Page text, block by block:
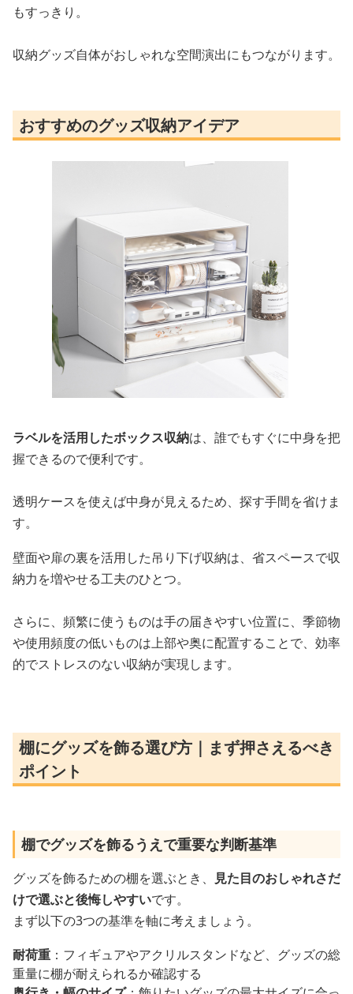
もすっきり。
収納グッズ自体がおしゃれな空間演出にもつながります。
おすすめのグッズ収納アイデア
ラベルを活用したボックス収納は、誰でもすぐに中身を把
握できるので便利です。
透明ケースを使えば中身が見えるため、探す手間を省けま
す。
壁面や扉の裏を活用した吊り下げ収納は、省スペースで収
納力を増やせる工夫のひとつ。
さらに、頻繁に使うものは手の届きやすい位置に、季節物
や使用頻度の低いものは上部や奥に配置することで、効率
的でストレスのない収納が実現します。
棚にグッズを飾る選び方｜まず押さえるべき
ポイント
棚でグッズを飾るうえで重要な判断基準
グッズを飾るための棚を選ぶとき、
見た目のおしゃれさだ
けで選ぶと後悔しやすいです。
まず以下の3つの基準を軸に考えましょう。
耐荷重 ：フィギュアやアクリルスタンドなど、グッズの総
重量に棚が耐えられるか確認する